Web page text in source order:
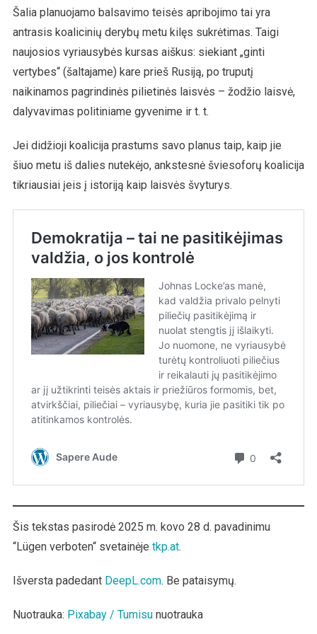
Šalia planuojamo balsavimo teisės apribojimo tai yra
antrasis koalicinių derybų metu kilęs sukrėtimas. Taigi
naujosios vyriausybės kursas aiškus: siekiant „ginti
vertybes“ (šaltajame) kare prieš Rusiją, po truputį
naikinamos pagrindinės pilietinės laisvės – žodžio laisvė,
dalyvavimas politiniame gyvenime ir t. t.
Jei didžioji koalicija prastums savo planus taip, kaip jie
šiuo metu iš dalies nutekėjo, ankstesnė šviesoforų koalicija
tikriausiai įeis į istoriją kaip laisvės švyturys.
Šis tekstas pasirodė 2025 m. kovo 28 d. pavadinimu
“Lügen verboten“ svetainėje tkp.at.
Išversta padedant DeepL.com. Be pataisymų.
Nuotrauka: Pixabay / Tumisunuotrauka